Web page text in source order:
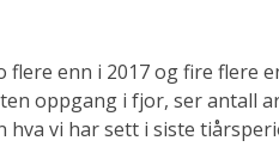
flere enn i 2017 og fire flere
oppgang i fjor, ser antall
hva vi har sett i siste